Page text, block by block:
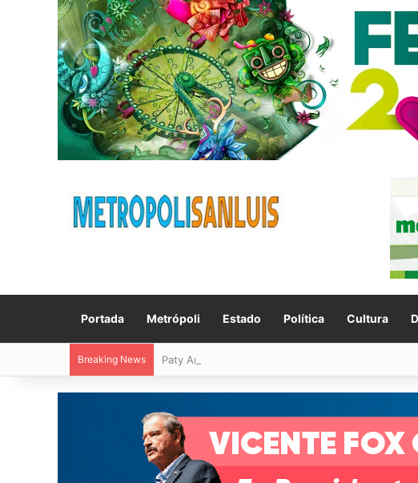
Portada Metrópoli Estado Política Cultura
Breaking News Paty Aradillas destaca impacto del nuevo desnivel